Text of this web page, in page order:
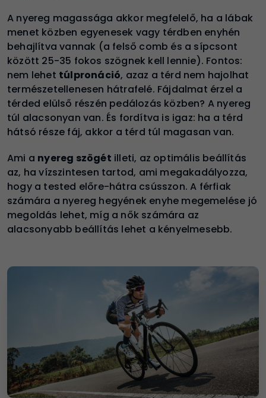
A nyereg magassága akkor megfelelő, ha a lábak
menet közben egyenesek vagy térdben enyhén
behajlítva vannak (a felső comb és a sípcsont
között 25-35 fokos szögnek kell lennie). Fontos:
nem lehet túlpronáció, azaz a térd nem hajolhat
természetellenesen hátrafelé. Fájdalmat érzel a
térded elülső részén pedálozás közben? A nyereg
túl alacsonyan van. És fordítva is igaz: ha a térd
hátsó része fáj, akkor a térd túl magasan van.
Ami a nyereg szögét illeti, az optimális beállítás
az, ha vízszintesen tartod, ami megakadályozza,
hogy a tested előre-hátra csússzon. A férfiak
számára a nyereg hegyének enyhe megemelése jó
megoldás lehet, míg a nők számára az
alacsonyabb beállítás lehet a kényelmesebb.